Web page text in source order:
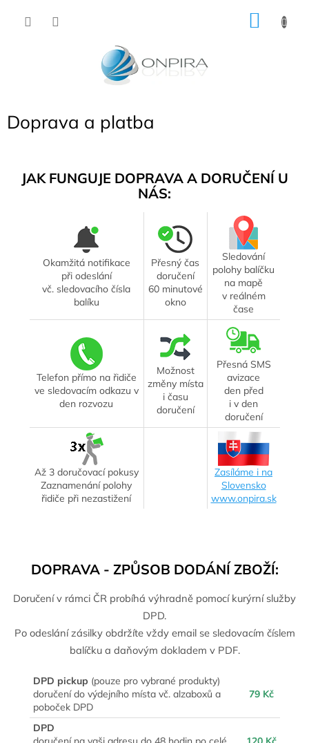
Doprava a platba
JAK FUNGUJE DOPRAVA A DORUČENÍ U
NÁS:
Okamžitá notifikace
při odeslání
vč. sledovacího čísla
balíku
Přesný čas
doručení
60 minutové
okno
Sledování
polohy balíčku
na mapě
v reálném
čase
Telefon přímo na řidiče
ve sledovacím odkazu v
den rozvozu
Možnost
změny místa
i času
doručení
Přesná SMS
avizace
den před
i v den
doručení
Až 3 doručovací pokusy
Zaznamenání polohy
řidiče při nezastižení
Zasíláme i na
Slovensko
www.onpira.sk
DOPRAVA - ZPŮSOB DODÁNÍ ZBOŽÍ:
Doručení v rámci ČR probíhá výhradně pomocí kurýrní služby
DPD.
Po odeslání zásilky obdržíte vždy email se sledovacím číslem
balíčku a daňovým dokladem v PDF.
DPD pickup (pouze pro vybrané produkty)
doručení do výdejního místa vč. alzaboxů a
poboček DPD
79 Kč
DPD